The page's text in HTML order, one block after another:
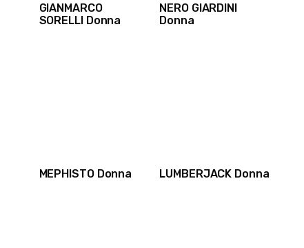
GIANMARCO
SORELLI Donna
NERO GIARDINI
Donna
MEPHISTO Donna LUMBERJACK Donna